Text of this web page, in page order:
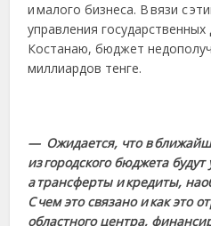
и малого бизнеса. В вязи с
управления
Костанаю, бюджет
миллиардов тенге.
— Ожидается, что в
из городского бюджета
а трансферты и кредиты,
С чем это связано и как это
областного центра,